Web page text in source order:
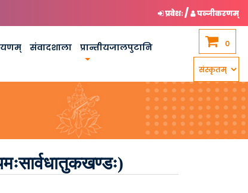
प्रवेशः/ पञ्जीकरणम्
संवादशाला प्रान्तीयजालपुटानि 0